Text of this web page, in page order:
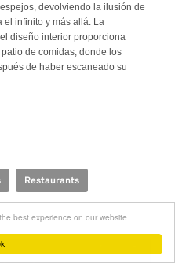
best experience on our website
devolviendo la ilusión de
el infinito y más allá. La
diseño interior proporciona
de comidas, donde los
de haber escaneado su
Restaurants